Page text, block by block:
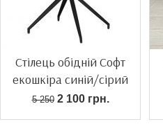
Стілець обідній Софт
екошкіра синій/сірий
5 2502 100 грн.